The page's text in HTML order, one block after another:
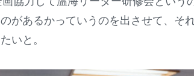
があるかっていうのを出させて、そ
いと。